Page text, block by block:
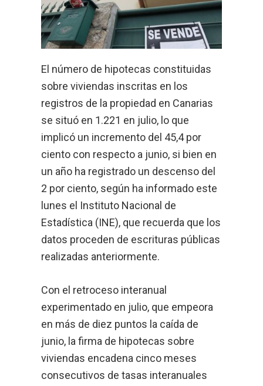
El número de hipotecas constituidas
sobre viviendas inscritas en los
registros de la propiedad en Canarias
se situó en 1.221 en julio, lo que
implicó un incremento del 45,4 por
ciento con respecto a junio, si bien en
un año ha registrado un descenso del
2 por ciento, según ha informado este
lunes el Instituto Nacional de
Estadística (INE), que recuerda que los
datos proceden de escrituras públicas
realizadas anteriormente.
Con el retroceso interanual
experimentado en julio, que empeora
en más de diez puntos la caída de
junio, la firma de hipotecas sobre
viviendas encadena cinco meses
consecutivos de tasas interanuales